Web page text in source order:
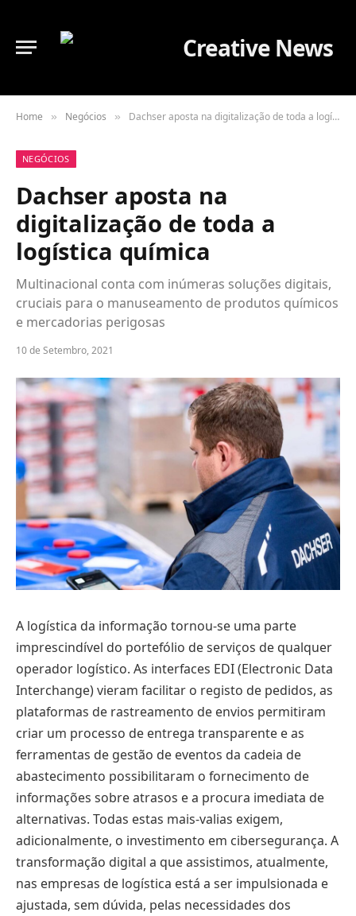
Home » Negócios » Dachser aposta na digitalização de toda a logística química
NEGÓCIOS
Dachser aposta na
digitalização de toda a
logística química
Multinacional conta com inúmeras soluções digitais,
cruciais para o manuseamento de produtos químicos
e mercadorias perigosas
10 de Setembro, 2021
A logística da informação tornou-se uma parte
imprescindível do portefólio de serviços de qualquer
operador logístico. As interfaces EDI (Electronic Data
Interchange) vieram facilitar o registo de pedidos, as
plataformas de rastreamento de envios permitiram
criar um processo de entrega transparente e as
ferramentas de gestão de eventos da cadeia de
abastecimento possibilitaram o fornecimento de
informações sobre atrasos e a procura imediata de
alternativas. Todas estas mais-valias exigem,
adicionalmente, o investimento em cibersegurança. A
transformação digital a que assistimos, atualmente,
nas empresas de logística está a ser impulsionada e
ajustada, sem dúvida, pelas necessidades dos